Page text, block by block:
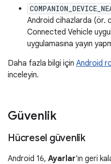
Android cihazlarda (ör.
Connected Vehicle
uygulamasına yayın
Daha fazla bilgi için Android
inceleyin.
Güvenlik
Hücresel güvenlik
Android 16, Ayarlar'ın geri